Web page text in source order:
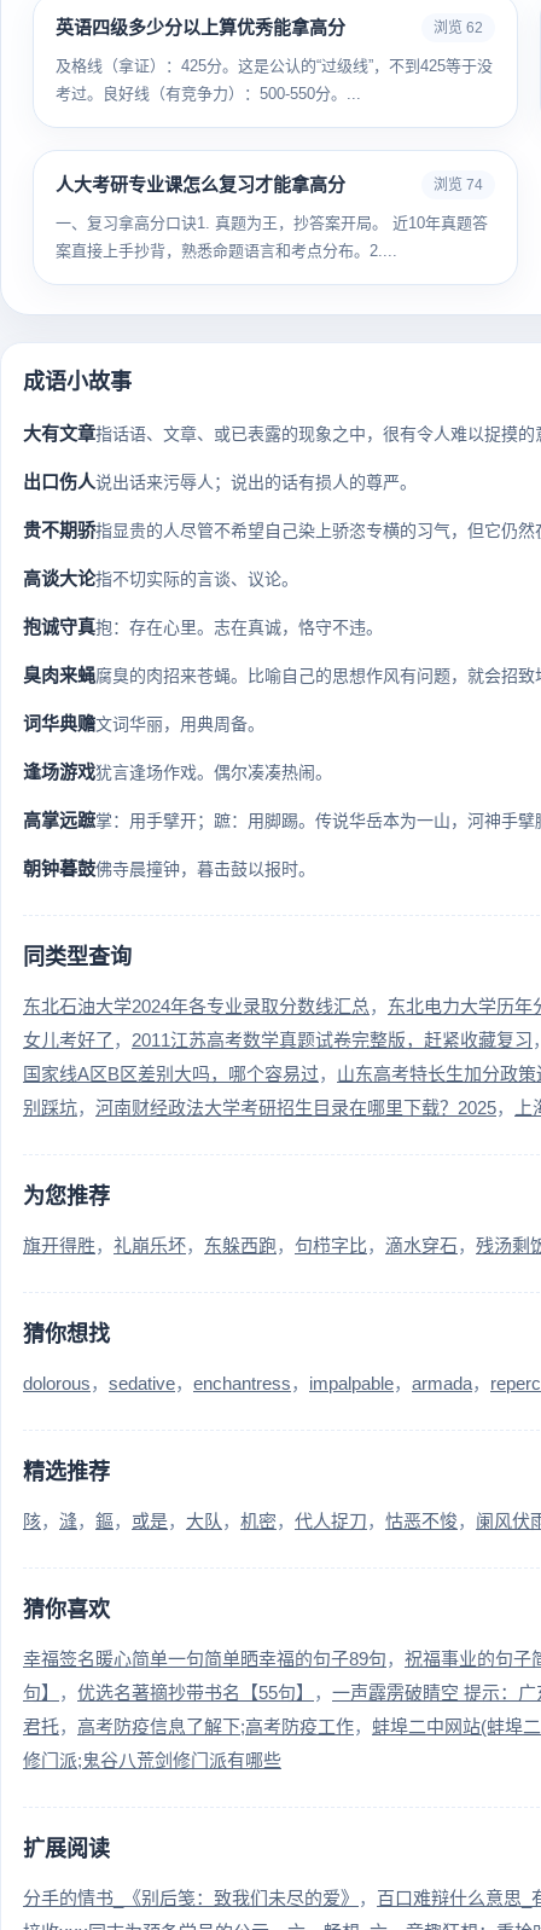
英语四级多少分以上算优秀能拿高分 浏览 62
及格线（拿证）：425分。这是公认的“过级线”，不到425等于没
考过。良好线（有竞争力）：500-550分。...
人大考研专业课怎么复习才能拿高分 浏览 74
一、复习拿高分口诀1. 真题为王，抄答案开局。 近10年真题答
案直接上手抄背，熟悉命题语言和考点分布。2....
成语小故事
大有文章指话语、文章、或已表露的现象之中，很有令人难以捉摸的
出口伤人说出话来污辱人；说出的话有损人的尊严。
贵不期骄指显贵的人尽管不希望自己染上骄恣专横的习气，但它仍
高谈大论指不切实际的言谈、议论。
抱诚守真抱：存在心里。志在真诚，恪守不违。
臭肉来蝇腐臭的肉招来苍蝇。比喻自己的思想作风有问题，就会招致
词华典赡文词华丽，用典周备。
逢场游戏犹言逢场作戏。偶尔凑凑热闹。
高掌远蹠掌：用手擘开；蹠：用脚踢。传说华岳本为一山，河神手
朝钟暮鼓佛寺晨撞钟，暮击鼓以报时。
同类型查询
东北石油大学2024年各专业录取分数线汇总
东北电力大学历年
女儿考好了
2011江苏高考数学真题试卷完整版，赶紧收藏复习
国家线A区B区差别大吗，哪个容易过
山东高考特长生加分政
别踩坑
河南财经政法大学考研招生目录在哪里下载？2025
为您推荐
旗开得胜 礼崩乐坏 东躲西跑 句栉字比 滴水穿石 残汤剩
猜你想找
dolorous sedative enchantress impalpable armada
精选推荐
陔 漨 鏂 或是 大队 机密 代人捉刀 怙恶不悛 阑风伏
猜你喜欢
幸福签名暖心简单一句简单晒幸福的句子89句
祝福事业的句子
句】
优选名著摘抄带书名【55句】
一声霹雳破睛空 提示：广
君托
高考防疫信息了解下;高考防疫工作
蚌埠二中网站(蚌埠
修门派;鬼谷八荒剑修门派有哪些
扩展阅读
分手的情书_《别后笺：致我们未尽的爱》
百口难辩什么意思_